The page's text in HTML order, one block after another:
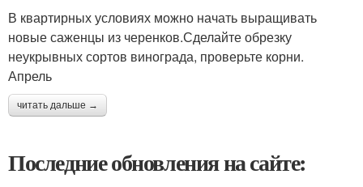
В квартирных условиях можно начать выращивать
новые саженцы из черенков.Сделайте обрезку
неукрывных сортов винограда, проверьте корни.
Апрель
читать дальше →
Последние обновления на сайте: